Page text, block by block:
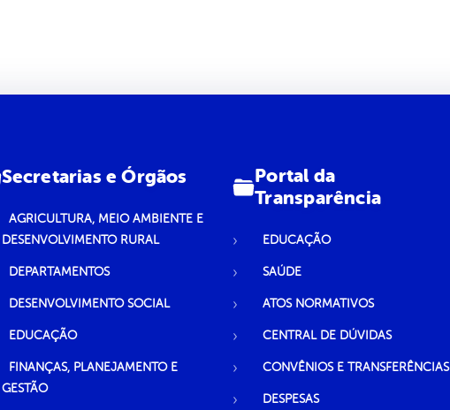
Secretarias e Órgãos
AGRICULTURA, MEIO AMBIENTE E
DESENVOLVIMENTO RURAL
DEPARTAMENTOS
DESENVOLVIMENTO SOCIAL
EDUCAÇÃO
FINANÇAS, PLANEJAMENTO E
GESTÃO
Portal da
Transparência
EDUCAÇÃO
SAÚDE
ATOS NORMATIVOS
CENTRAL DE DÚVIDAS
CONVÊNIOS E TRANSFERÊNCIAS
DESPESAS